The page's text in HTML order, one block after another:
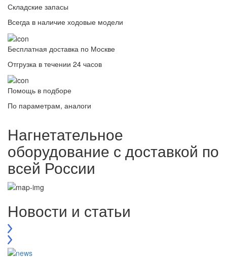
Складские запасы
Всегда в наличие ходовые модели
Бесплатная доставка по Москве
Отгрузка в течении 24 часов
Помощь в подборе
По параметрам, аналоги
Нагнетательное
оборудование с доставкой по
всей России
Новости и статьи